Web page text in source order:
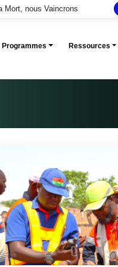
Mort, nous Vaincrons
Programmes Ressources